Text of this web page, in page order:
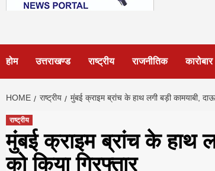
होम उत्तराखण्ड राष्ट्रीय राजनीतिक कारोबार
HOME राष्ट्रीय मुंबई क्राइम ब्रांच के हाथ लगी बड़ी कामयाबी,
राष्ट्रीय
मुंबई क्राइम ब्रांच के हाथ
को किया गिरफ्तार